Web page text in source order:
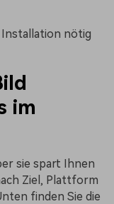
Installation nötig
im
sie spart Ihnen
Ziel, Plattform
finden Sie die